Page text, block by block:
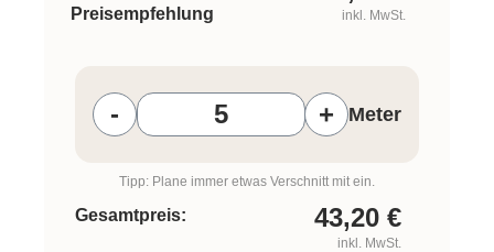
Preisempfehlung
inkl. MwSt.
- + Meter
Tipp: Plane immer etwas Verschnitt mit ein.
Gesamtpreis: 43,20 €
inkl. MwSt.